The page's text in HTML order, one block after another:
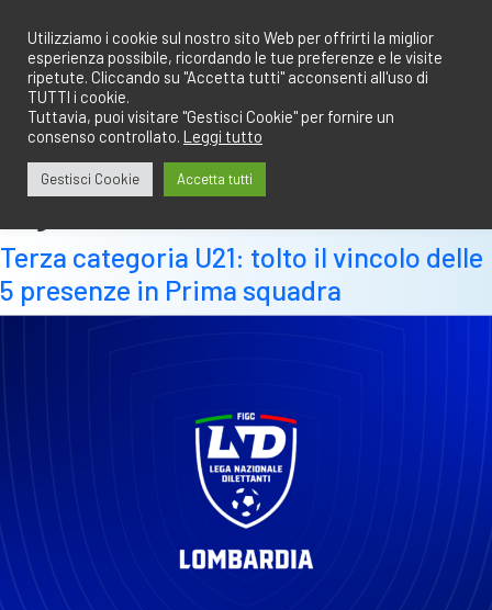
contenuto
Terza categoria U21: tolto il vincolo delle
5 presenze in Prima squadra
Utilizziamo i cookie sul nostro sito Web per offrirti la miglior
esperienza possibile, ricordando le tue preferenze e le visite
ripetute. Cliccando su "Accetta tutti" acconsenti all'uso di
TUTTI i cookie.
Tuttavia, puoi visitare "Gestisci Cookie" per fornire un
consenso controllato. Leggi tutto
Gestisci Cookie Accetta tutti